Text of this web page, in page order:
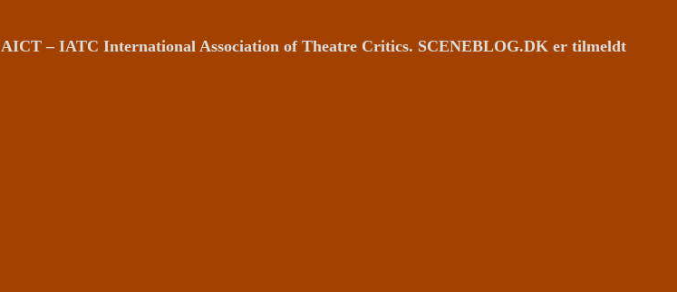
– IATC International Association of Theatre Critics. SCENEBLOG.DK er tilmeldt